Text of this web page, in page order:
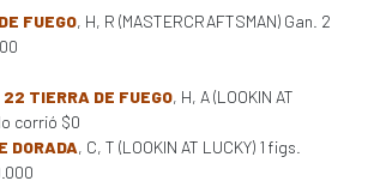
FUEGO, H, R (MASTERCRAFTSMAN) Gan. 2
22 TIERRA DE FUEGO, H, A (LOOKIN AT
corrió $0
DORADA, C, T (LOOKIN AT LUCKY) 1 figs.